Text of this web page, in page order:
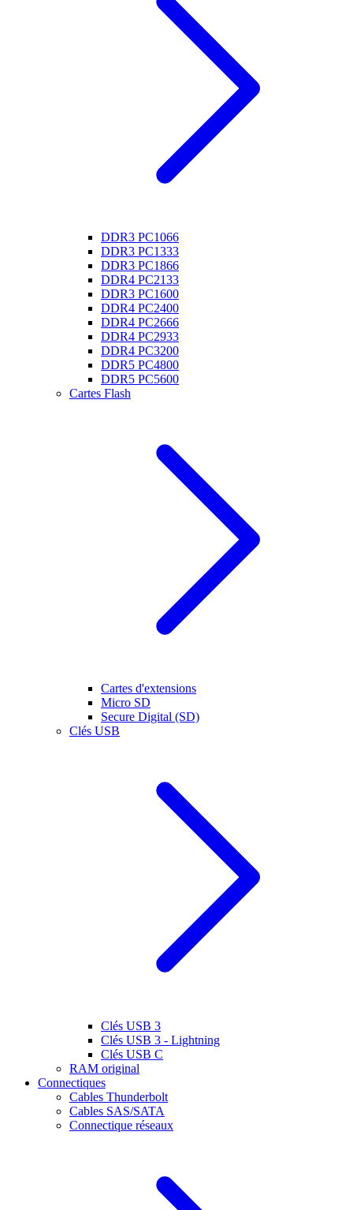
DDR3 PC1066
DDR3 PC1333
DDR3 PC1866
DDR4 PC2133
DDR3 PC1600
DDR4 PC2400
DDR4 PC2666
DDR4 PC2933
DDR4 PC3200
DDR5 PC4800
DDR5 PC5600
Cartes Flash
Cartes d'extensions
Micro SD
Secure Digital (SD)
Clés USB
Clés USB 3
Clés USB 3 - Lightning
Clés USB C
RAM original
Connectiques
Cables Thunderbolt
Cables SAS/SATA
Connectique réseaux